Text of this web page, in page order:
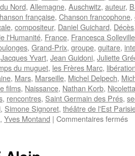
Nord, Allemagne, Auschwitz, auteur,
française, Chanson francophone,
, compositeur, Daniel Guichard, Décès
l'Humanité, France, Francesca Solleville
, Grand-Prix, groupe, guitare,
Jacques Yvart, Jean Guidoni, Juliette
du muguet, les Frères Marc,
, Mars, Marseille, Michel Delpech,
films, Naissance, Nathan Korb, Nicoletta
, rencontres, Saint Germain des Prés,
, Simone Signoret, théâtre de l'Est
, Yves Montand | Commentaires fermés